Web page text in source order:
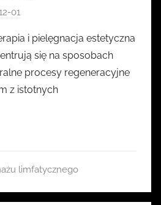
01
z
e
z
k
i pielęgnacja estetyczna
się na sposobach
procesy regeneracyjne
z istotnych
limfatycznego